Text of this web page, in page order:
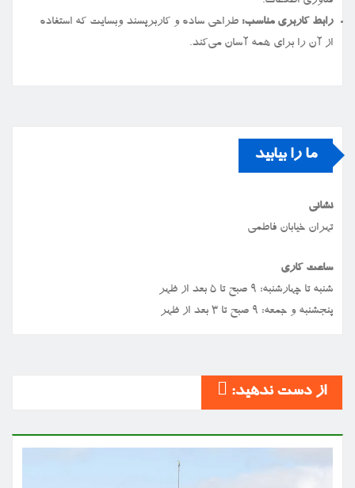
رابط کاربری مناسب: طراحی ساده و کاربرپسند وبسایت که استفاده
از آن را برای همه آسان می‌کند.
ما را بیابید
نشانی
تهران خیابان فاطمی
ساعت کاری
شنبه تا چهارشنبه: ۹ صبح تا ۵ بعد از ظهر
پنجشنبه و جمعه: ۹ صبح تا ۳ بعد از ظهر
از دست ندهید: